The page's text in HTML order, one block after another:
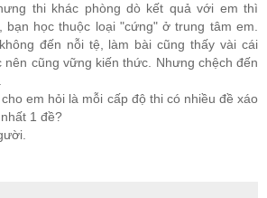
thi khác phòng dò kết quả với em thì
bạn học thuộc loại "cứng" ở trung tâm em.
đến nỗi tệ, làm bài cũng thấy vài cái
nên cũng vững kiến thức. Nhưng chệch đến
em hỏi là mỗi cấp độ thi có nhiều đề xáo
1 đề?